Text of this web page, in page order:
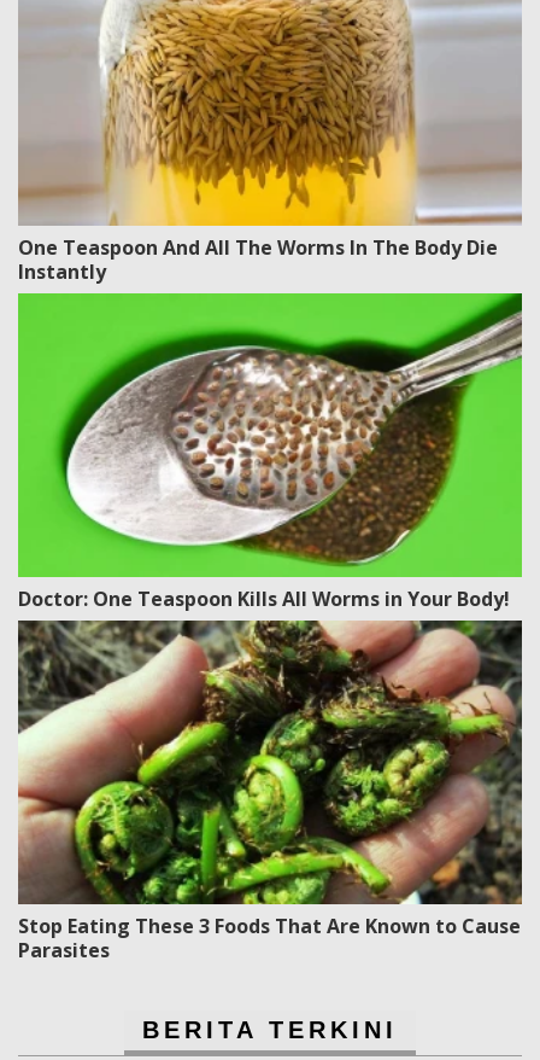
One Teaspoon And All The Worms In The Body Die
Instantly
Doctor: One Teaspoon Kills All Worms in Your Body!
Stop Eating These 3 Foods That Are Known to Cause
Parasites
BERITA TERKINI